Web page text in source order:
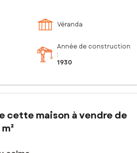
Véranda
Année de construction
:
1930
cette maison à vendre de